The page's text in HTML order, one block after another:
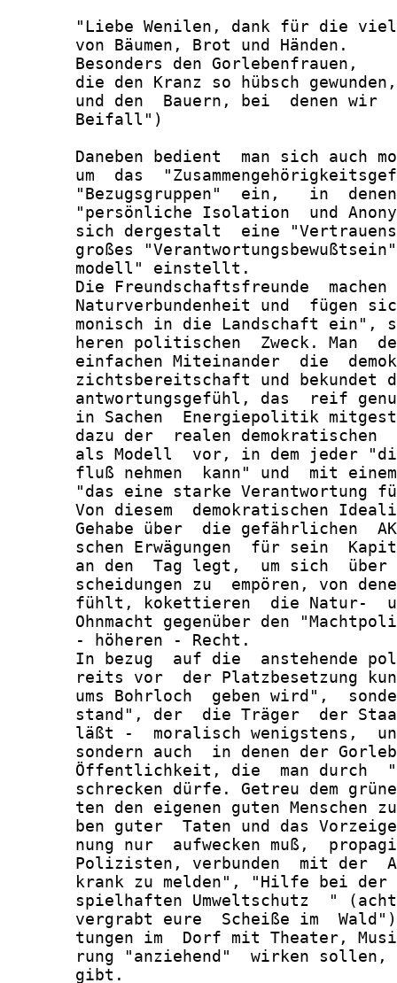
"Liebe Wenilen, dank für die
       von Bäumen, Brot und Händen.
       Besonders den Gorlebenfrauen,
       die den Kranz so hübsch gewunden,
und den  Bauern, bei  denen wir
       Beifall")
Daneben bedient  man sich auch
um  das
"Bezugsgruppen"  ein,   in
"persönliche Isolation  und
sich dergestalt  eine
großes
       modell" einstellt.
Die Freundschaftsfreunde
Naturverbundenheit und  fügen
monisch in die Landschaft ein",
heren politischen  Zweck. Man
einfachen Miteinander  die
zichtsbereitschaft und bekundet
antwortungsgefühl, das  reif
in Sachen  Energiepolitik
dazu der  realen demokratischen
als Modell  vor, in dem jeder
fluß nehmen  kann" und  mit
"das eine starke Verantwortung
Von diesem  demokratischen
Gehabe über  die gefährlichen
schen Erwägungen  für sein
an den  Tag legt,  um sich
scheidungen zu  empören, von
fühlt, kokettieren  die Natur-
Ohnmacht gegenüber den
       - höheren - Recht.
In bezug  auf die  anstehende
reits vor  der Platzbesetzung
ums Bohrloch  geben wird",
stand", der  die Träger  der
läßt -  moralisch wenigstens,
sondern auch  in denen der
Öffentlichkeit, die  man durch
schrecken dürfe. Getreu dem
ten den eigenen guten Menschen
ben guter  Taten und das
nung nur  aufwecken muß,
Polizisten, verbunden  mit der
krank zu melden", "Hilfe bei
spielhaften Umweltschutz  "
vergrabt eure  Scheiße im
tungen im  Dorf mit Theater,
rung "anziehend"  wirken
       gibt.